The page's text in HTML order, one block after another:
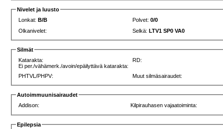
Nivelet ja luusto
Lonkat:B/B Polvet:0/0
Olkanivelet:
Selkä:LTV1 SP0 VA0
Silmät
Katarakta:
Ei per./vähämerk./avoin/epäilyttävä katarakta:
RD:
PHTVL/PHPV: Muut silmäsairaudet:
Autoimmuunisairaudet
Addison:
Kilpirauhasen vajaatoiminta:
Epilepsia